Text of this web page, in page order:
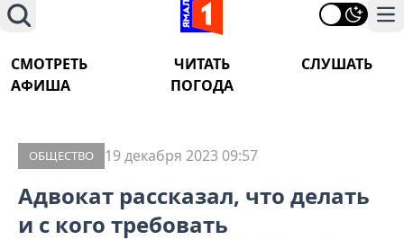
Поиск
СМОТРЕТЬ ЧИТАТЬ
СЛУШАТЬ
АФИША
ПОГОДА
ОБЩЕСТВО 19 декабря 2023 09:57
Адвокат рассказал, что делать
и с кого требовать